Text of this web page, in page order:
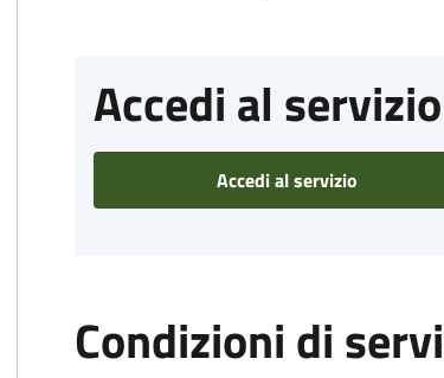
Accedi al servizio
Accedi al servizio
Condizioni di